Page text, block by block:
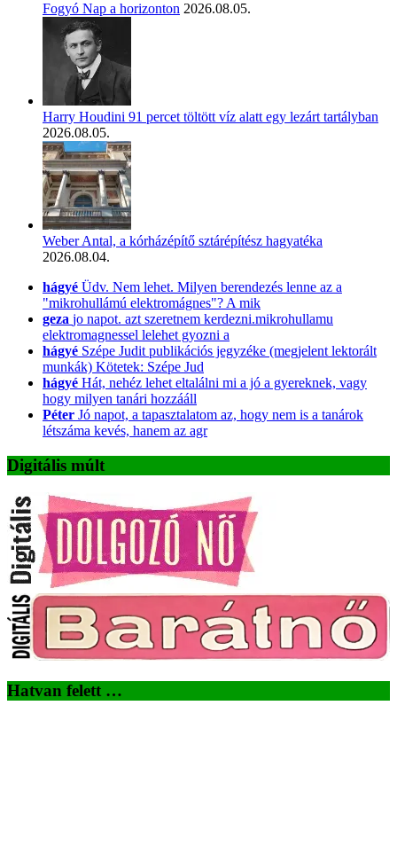
Fogyó Nap a horizonton 2026.08.05.
Harry Houdini 91 percet töltött víz alatt egy lezárt tartályban
2026.08.05.
Weber Antal, a kórházépítő sztárépítész hagyatéka
2026.08.04.
hágyé Üdv. Nem lehet. Milyen berendezés lenne az a
"mikrohullámú elektromágnes"? A mik
geza jo napot. azt szeretnem kerdezni.mikrohullamu
elektromagnessel lelehet gyozni a
hágyé Szépe Judit publikációs jegyzéke (megjelent lektorált
munkák) Kötetek: Szépe Jud
hágyé Hát, nehéz lehet eltalálni mi a jó a gyereknek, vagy
hogy milyen tanári hozzááll
Péter Jó napot, a tapasztalatom az, hogy nem is a tanárok
létszáma kevés, hanem az agr
Digitális múlt
Hatvan felett …